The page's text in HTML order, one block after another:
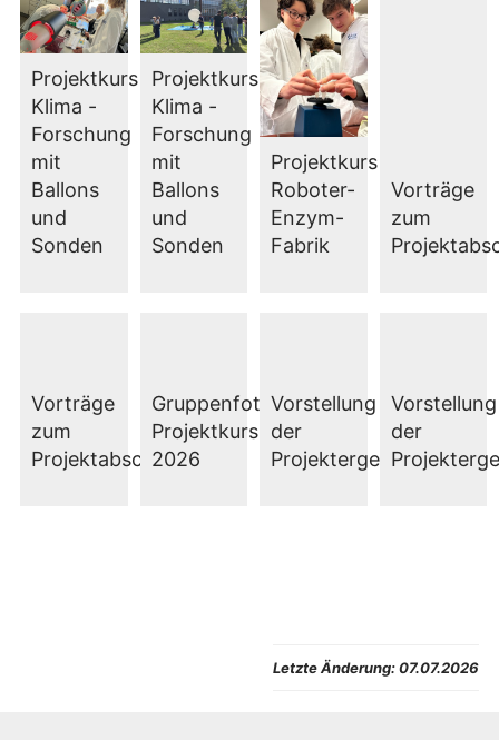
Projektkurs
Klima -
Forschung
mit
Ballons
und
Sonden
Projektkurs
Klima -
Forschung
mit
Ballons
und
Sonden
Projektkurs
Roboter-
Enzym-
Fabrik
Vorträge
zum
Vorträge
zum
Projektabschluss
Gruppenfoto
Projektkurs
2026
Vorstellung
der
Projektergebnisse
Vorstellung
der
Letzte Änderung:07.07.2026